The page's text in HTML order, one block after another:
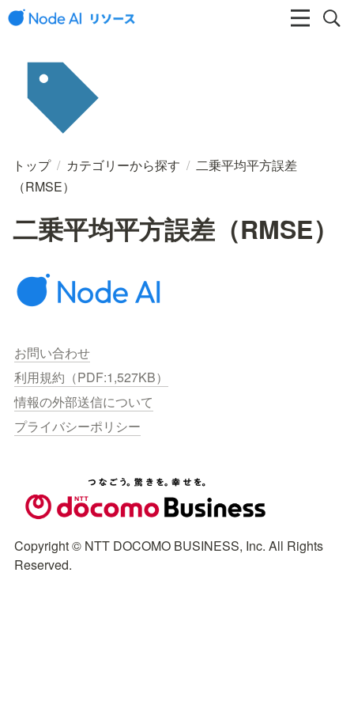
トップ / カテゴリーから探す / 二乗平均平方誤差
（RMSE）
二乗平均平方誤差（RMSE）
お問い合わせ
利用規約（PDF:1,527KB）
情報の外部送信について
プライバシーポリシー
Copyright © NTT DOCOMO BUSINESS, Inc. All Rights
Reserved.